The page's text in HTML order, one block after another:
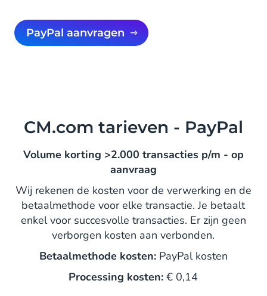
PayPal aanvragen
CM.com tarieven - PayPal
Volume korting >2.000 transacties p/m - op
aanvraag
Wij rekenen de kosten voor de verwerking en de
betaalmethode voor elke transactie. Je betaalt
enkel voor succesvolle transacties. Er zijn geen
verborgen kosten aan verbonden.
Betaalmethode kosten:PayPal kosten
Processing kosten: € 0,14